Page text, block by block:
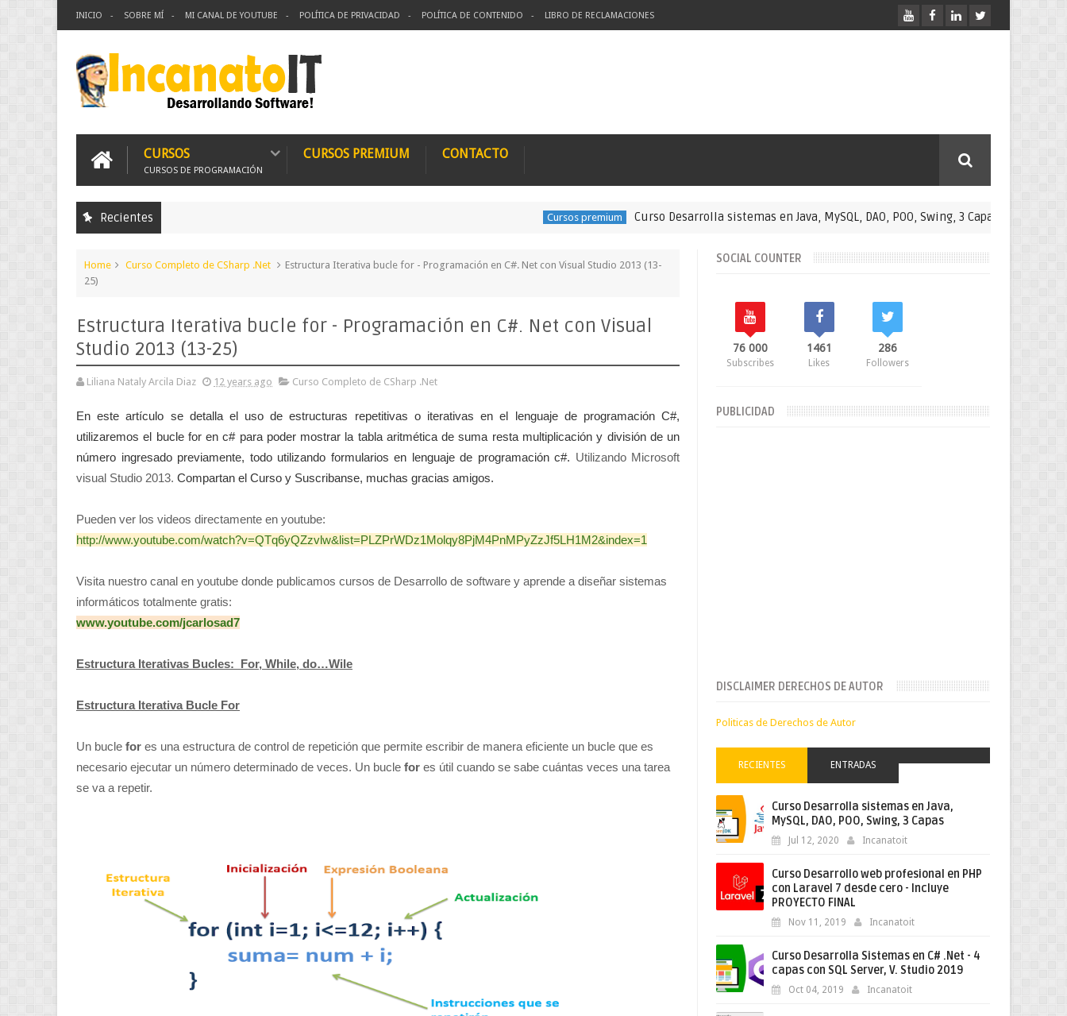
INICIO SOBRE MÍ MI CANAL DE YOUTUBE POLÍTICA DE PRIVACIDAD POLÍTICA DE CONTENIDO LIBRO DE RECLAMACIONES
CURSOS
CURSOS DE PROGRAMACIÓN
CURSOS PREMIUM CONTACTO
Recientes Cursos premium Curso Desarrolla sistemas en Java, MySQL, DAO, POO, Swing, 3 Capas Cursos premium
Home Curso Completo de CSharp .Net
Estructura Iterativa bucle for - Programación en C#. Net con Visual Studio 2013 (13-
25)
Estructura Iterativa bucle for - Programación en C#. Net con Visual
Studio 2013 (13-25)
Liliana Nataly Arcila Diaz 12 years ago Curso Completo de CSharp .Net
En este artículo se detalla el uso de estructuras repetitivas o iterativas en el lenguaje de programación C#,
utilizaremos el bucle for en c# para poder mostrar la tabla aritmética de suma resta multiplicación y división de un
número ingresado previamente, todo utilizando formularios en lenguaje de programación c#. Utilizando Microsoft
visual Studio 2013. Compartan el Curso y Suscribanse, muchas gracias amigos.
Pueden ver los videos directamente en youtube:
http://www.youtube.com/watch?v=QTq6yQZzvlw&list=PLZPrWDz1Molqy8PjM4PnMPyZzJf5LH1M2&index=1
Visita nuestro canal en youtube donde publicamos cursos de Desarrollo de software y aprende a diseñar sistemas
informáticos totalmente gratis:
www.youtube.com/jcarlosad7
Estructura Iterativas Bucles: For, While, do…Wile
Estructura Iterativa Bucle For
Un bucle for es una estructura de control de repetición que permite escribir de manera eficiente un bucle que es
necesario ejecutar un número determinado de veces. Un bucle for es útil cuando se sabe cuántas veces una tarea
se va a repetir.
SOCIAL COUNTER
76 000
Subscribes
1461
Likes
286
Followers
PUBLICIDAD
DISCLAIMER DERECHOS DE AUTOR
Politicas de Derechos de Autor
RECIENTES ENTRADAS
Curso Desarrolla sistemas en Java,
MySQL, DAO, POO, Swing, 3 Capas
Jul 12, 2020 Incanatoit
Curso Desarrollo web profesional en PHP
con Laravel 7 desde cero - Incluye
PROYECTO FINAL
Nov 11, 2019 Incanatoit
Curso Desarrolla Sistemas en C# .Net - 4
capas con SQL Server, V. Studio 2019
Oct 04, 2019 Incanatoit